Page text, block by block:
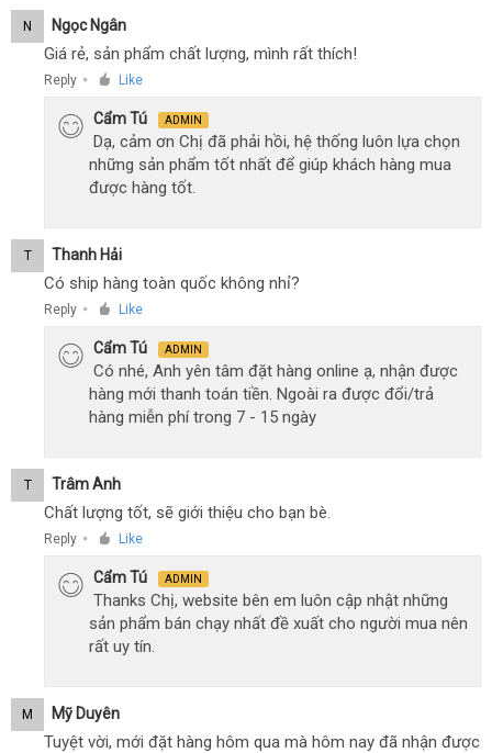
N Ngọc Ngân
Giá rẻ, sản phẩm chất lượng, mình rất thích!
Reply ● Like
Cẩm Tú ADMIN
Dạ, cảm ơn Chị đã phải hồi, hệ thống luôn lựa chọn
những sản phẩm tốt nhất để giúp khách hàng mua
được hàng tốt.
T Thanh Hải
Có ship hàng toàn quốc không nhỉ?
Reply ● Like
Cẩm Tú ADMIN
Có nhé, Anh yên tâm đặt hàng online ạ, nhận được
hàng mới thanh toán tiền. Ngoài ra được đổi/trả
hàng miễn phí trong 7 - 15 ngày
T Trâm Anh
Chất lượng tốt, sẽ giới thiệu cho bạn bè.
Reply ● Like
Cẩm Tú ADMIN
Thanks Chị, website bên em luôn cập nhật những
sản phẩm bán chạy nhất đề xuất cho người mua nên
rất uy tín.
M Mỹ Duyên
Tuyệt vời, mới đặt hàng hôm qua mà hôm nay đã nhận được